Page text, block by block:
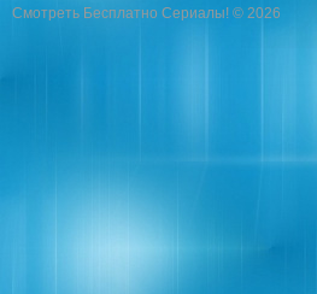
Смотреть Бесплатно Сериалы! © 2026